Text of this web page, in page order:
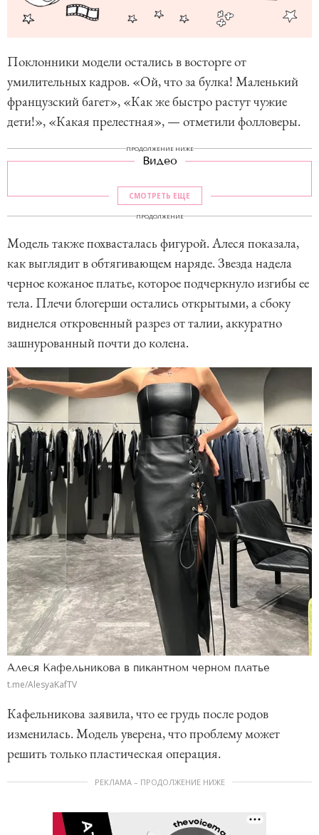
Поклонники модели остались в восторге от
умилительных кадров. «Ой, что за булка! Маленький
французский багет», «Как же быстро растут чужие
дети!», «Какая прелестная», — отметили фолловеры.
ПРОДОЛЖЕНИЕ НИЖЕ
Видео
СМОТРЕТЬ ЕЩЕ
ПРОДОЛЖЕНИЕ
Модель также похвасталась фигурой. Алеся показала,
как выглядит в обтягивающем наряде. Звезда надела
черное кожаное платье, которое подчеркнуло изгибы ее
тела. Плечи блогерши остались открытыми, а сбоку
виднелся откровенный разрез от талии, аккуратно
зашнурованный почти до колена.
Алеся Кафельникова в пикантном черном платье
t.me/AlesyaKafTV
Кафельникова заявила, что ее грудь после родов
изменилась. Модель уверена, что проблему может
решить только пластическая операция.
РЕКЛАМА – ПРОДОЛЖЕНИЕ НИЖЕ